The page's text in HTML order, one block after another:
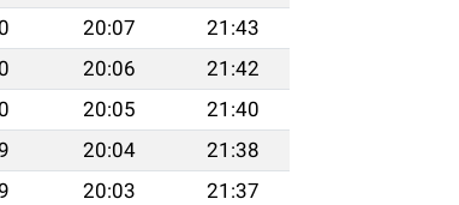
20:07
21:43
20:06
21:42
20:05
21:40
20:04
21:38
20:03
21:37